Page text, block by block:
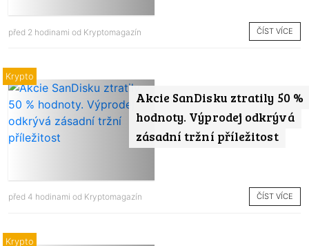
před 2 hodinami od Kryptomagazín ČÍST VÍCE
Akcie SanDisku ztratily 50 %
hodnoty. Výprodej odkrývá
zásadní tržní příležitost
Krypto
před 4 hodinami od Kryptomagazín ČÍST VÍCE
Krypto